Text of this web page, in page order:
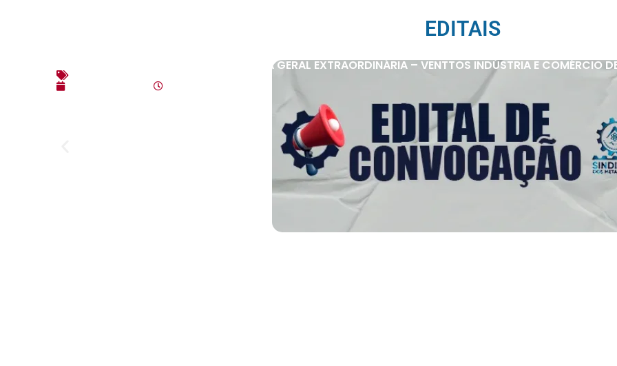
EDITAIS
EDITAL DE CONVOCAÇÃO – ASSEMBLEIA GERAL EXTRAORDINÁRIA – VENTTOS INDÚSTRIA E COMÉRCIO